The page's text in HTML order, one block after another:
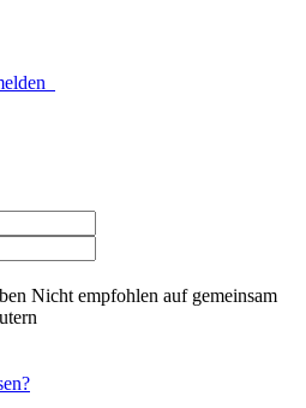
Nicht empfohlen auf gemeinsam